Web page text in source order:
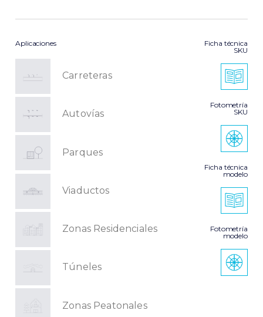
Aplicaciones
Carreteras
Autovías
Parques
Viaductos
Zonas Residenciales
Túneles
Zonas Peatonales
Ficha técnica
SKU
Fotometría
SKU
Ficha técnica
modelo
Fotometría
modelo